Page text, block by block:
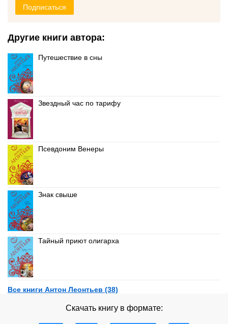
Подписаться
Другие книги автора:
Путешествие в сны
Звездный час по тарифу
Псевдоним Венеры
Знак свыше
Тайный приют олигарха
Все книги Антон Леонтьев (38)
Скачать книгу в формате: